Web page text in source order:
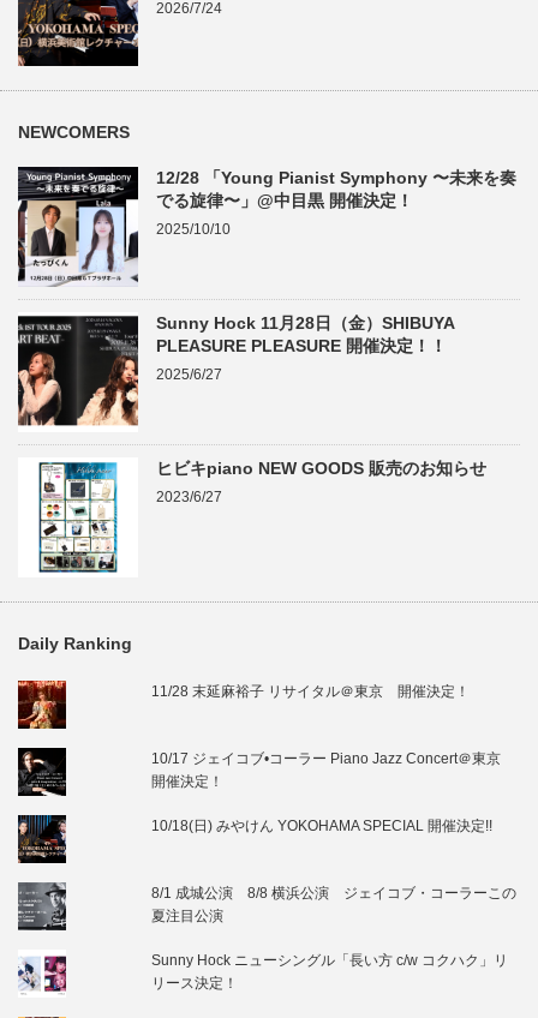
2026/7/24
NEWCOMERS
12/28 「Young Pianist Symphony 〜未来を奏
でる旋律〜」@中目黒 開催決定！
2025/10/10
Sunny Hock 11月28日（金）SHIBUYA
PLEASURE PLEASURE 開催決定！！
2025/6/27
ヒビキpiano NEW GOODS 販売のお知らせ
2023/6/27
Daily Ranking
11/28 末延麻裕子 リサイタル＠東京 開催決定！
10/17 ジェイコブ•コーラー Piano Jazz Concert＠東京
開催決定！
10/18(日) みやけん YOKOHAMA SPECIAL 開催決定!!
8/1 成城公演 8/8 横浜公演 ジェイコブ・コーラーこの
夏注目公演
Sunny Hock ニューシングル「長い方 c/w コクハク」リ
リース決定！